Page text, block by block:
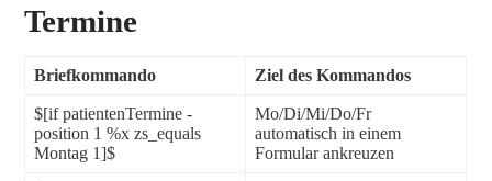
Termine
Briefkommando Ziel des Kommandos
$[if patientenTermine -
position 1 %x zs_equals
Montag 1]$
Mo/Di/Mi/Do/Fr
automatisch in einem
Formular ankreuzen